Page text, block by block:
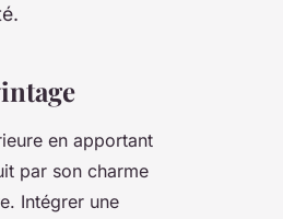
en apportant
par son charme
Intégrer une